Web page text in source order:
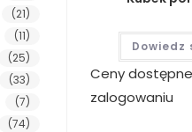
Dowiedz
Ceny
zalogowaniu
(21)
(11)
(25)
(33)
(7)
(74)